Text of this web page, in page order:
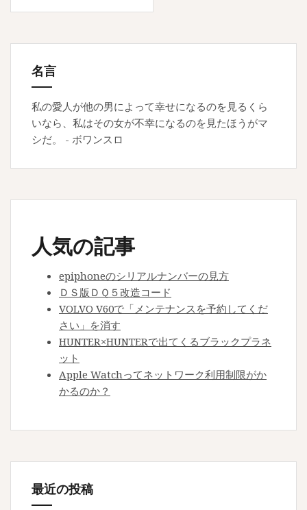
ビ
ゲ
名言
私の愛人が他の男によって幸せになるのを見るくら
いなら、私はその女が不幸になるのを見たほうがマ
シだ。 - ボワンスロ
人気の記事
最近の投稿